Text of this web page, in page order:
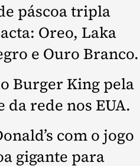
páscoa tripla
Oreo, Laka
e Ouro Branco.
Burger King pela
rede nos EUA.
com o jogo
gigante para